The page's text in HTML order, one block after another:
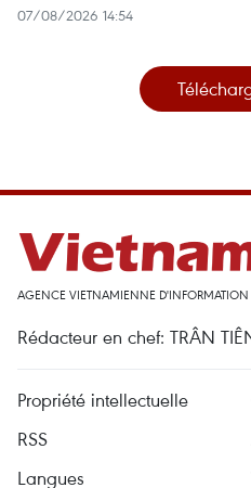
07/08/2026 14:54
AGENCE VIETNAMIENNE
Rédacteur en chef: TRÂN
Propriété intellectuelle
RSS
Langues